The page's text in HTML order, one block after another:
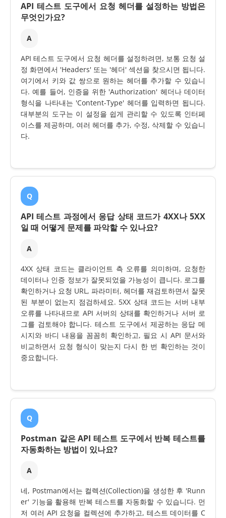
API 테스트 도구에서 요청 헤더를 설정하는 방법은
무엇인가요?
A
API 테스트 도구에서 요청 헤더를 설정하려면, 보통 요청 설
정 화면에서 'Headers' 또는 '헤더' 섹션을 찾으시면 됩니다.
여기에서 키와 값 쌍으로 원하는 헤더를 추가할 수 있습니
다. 예를 들어, 인증을 위한 'Authorization' 헤더나 데이터
형식을 나타내는 'Content-Type' 헤더를 입력하면 됩니다.
대부분의 도구는 이 설정을 쉽게 관리할 수 있도록 인터페
이스를 제공하며, 여러 헤더를 추가, 수정, 삭제할 수 있습니
다.
Q
API 테스트 과정에서 응답 상태 코드가 4XX나 5XX
일 때 어떻게 문제를 파악할 수 있나요?
A
4XX 상태 코드는 클라이언트 측 오류를 의미하며, 요청한
데이터나 인증 정보가 잘못되었을 가능성이 큽니다. 로그를
확인하거나 요청 URL, 파라미터, 헤더를 재검토하면서 잘못
된 부분이 없는지 점검하세요. 5XX 상태 코드는 서버 내부
오류를 나타내므로 API 서버의 상태를 확인하거나 서버 로
그를 검토해야 합니다. 테스트 도구에서 제공하는 응답 메
시지와 바디 내용을 꼼꼼히 확인하고, 필요 시 API 문서와
비교하면서 요청 형식이 맞는지 다시 한 번 확인하는 것이
중요합니다.
Q
Postman 같은 API 테스트 도구에서 반복 테스트를
자동화하는 방법이 있나요?
A
네, Postman에서는 컬렉션(Collection)을 생성한 후 'Runn
er' 기능을 활용해 반복 테스트를 자동화할 수 있습니다. 먼
저 여러 API 요청을 컬렉션에 추가하고, 테스트 데이터를 C